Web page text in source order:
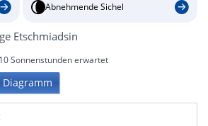
Abnehmende Sichel
Etschmiadsin
Sonnenstunden erwartet
Diagramm